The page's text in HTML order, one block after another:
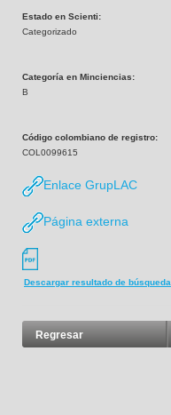
Estado en Scienti:
Categorizado
Categoría en Minciencias:
B
Código colombiano de registro:
COL0099615
Enlace GrupLAC
Página externa
Descargar resultado de búsqueda
Regresar